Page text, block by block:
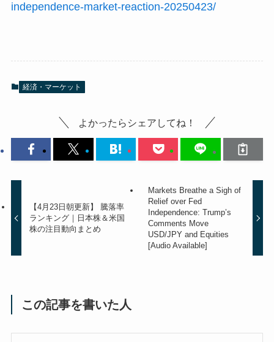
independence-market-reaction-20250423/
経済・マーケット
よかったらシェアしてね！
【4月23日朝更新】 騰落率
ランキング｜日本株＆米国
株の注目動向まとめ
Markets Breathe a Sigh of
Relief over Fed
Independence: Trump’s
Comments Move
USD/JPY and Equities
[Audio Available]
この記事を書いた人